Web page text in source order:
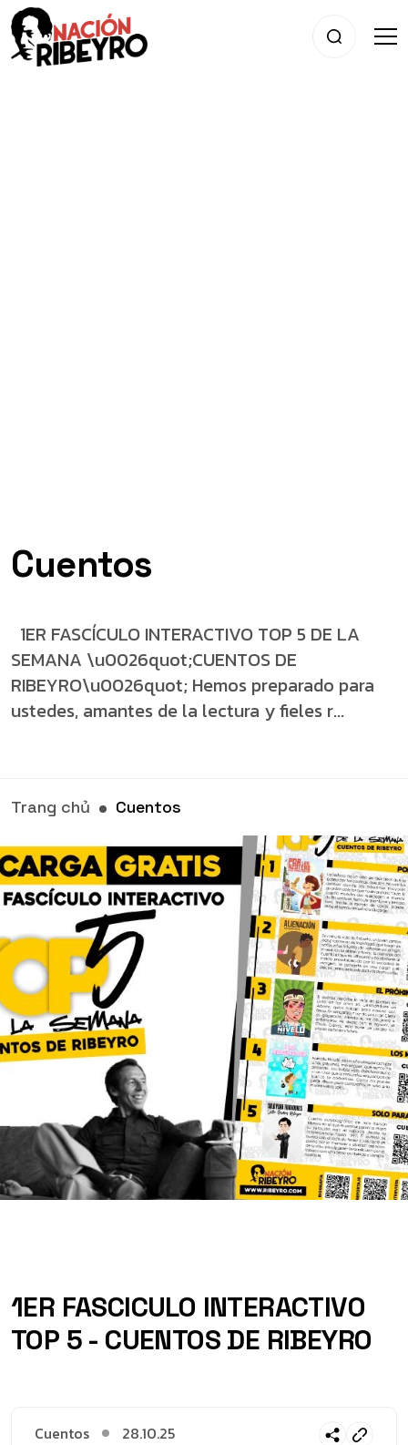
Cuentos
1ER FASCÍCULO INTERACTIVO TOP 5 DE LA
SEMANA \u0026quot;CUENTOS DE
RIBEYRO\u0026quot; Hemos preparado para
ustedes, amantes de la lectura y fieles r...
Trang chủ Cuentos
1ER FASCICULO INTERACTIVO
TOP 5 - CUENTOS DE RIBEYRO
Cuentos 28.10.25